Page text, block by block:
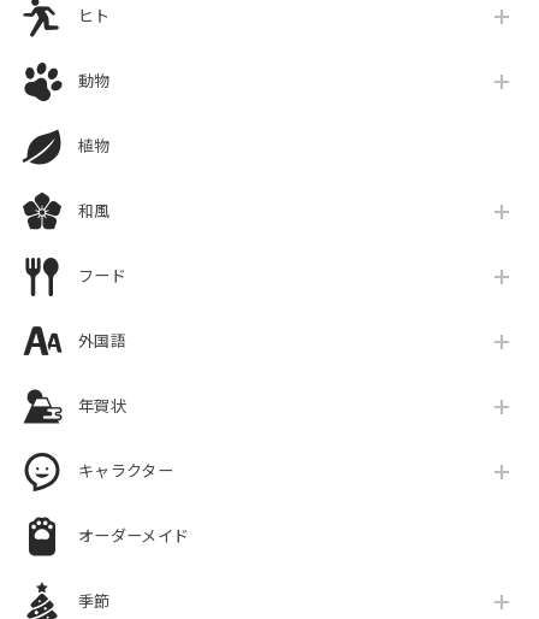
ヒト
動物
植物
和風
フード
外国語
年賀状
キャラクター
オーダーメイド
季節